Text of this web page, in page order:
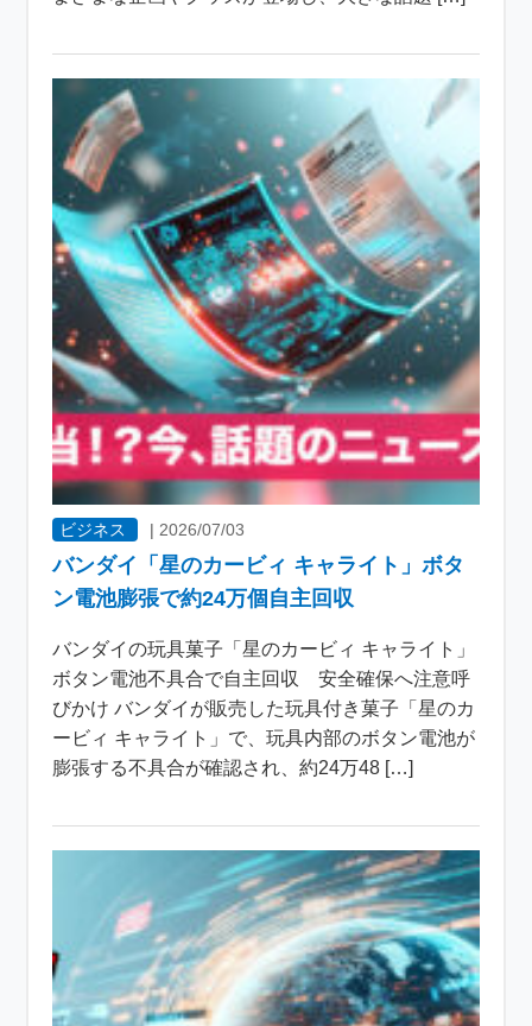
ビジネス |2026/07/03
バンダイ「星のカービィ キャライト」ボタ
ン電池膨張で約24万個自主回収
バンダイの玩具菓子「星のカービィ キャライト」
ボタン電池不具合で自主回収 安全確保へ注意呼
びかけ バンダイが販売した玩具付き菓子「星のカ
ービィ キャライト」で、玩具内部のボタン電池が
膨張する不具合が確認され、約24万48 […]